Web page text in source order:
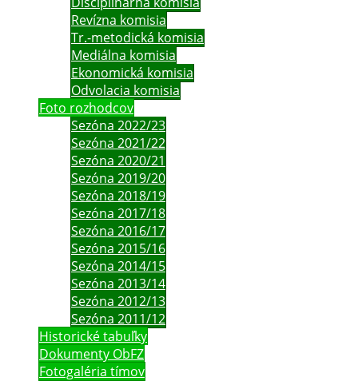
Revízna komisia
Tr.-metodická komisia
Mediálna komisia
Ekonomická komisia
Odvolacia komisia
Foto rozhodcov
Sezóna 2022/23
Sezóna 2021/22
Sezóna 2020/21
Sezóna 2019/20
Sezóna 2018/19
Sezóna 2017/18
Sezóna 2016/17
Sezóna 2015/16
Sezóna 2014/15
Sezóna 2013/14
Sezóna 2012/13
Sezóna 2011/12
Historické tabuľky
Dokumenty ObFZ
Fotogaléria tímov